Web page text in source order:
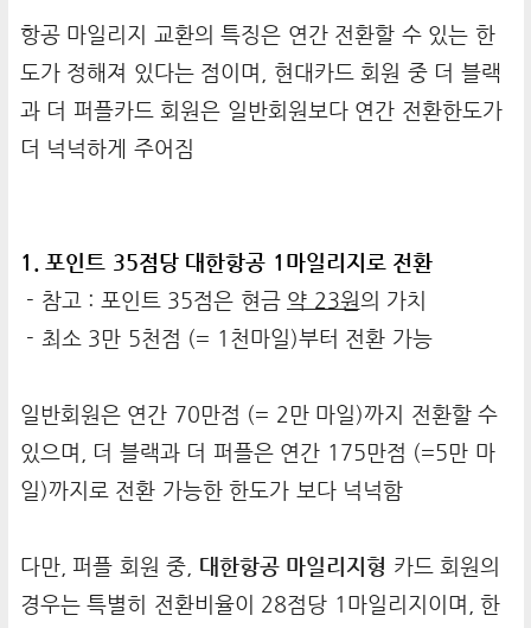
항공 마일리지 교환의 특징은 연간 전환할 수 있는 한
도가 정해져 있다는 점이며, 현대카드 회원 중 더 블랙
과 더 퍼플카드 회원은 일반회원보다 연간 전환한도가
더 넉넉하게 주어짐
1. 포인트 35점당 대한항공 1마일리지로 전환
- 참고 : 포인트 35점은 현금 약 23원의 가치
- 최소 3만 5천점 (= 1천마일)부터 전환 가능
일반회원은 연간 70만점 (= 2만 마일)까지 전환할 수
있으며, 더 블랙과 더 퍼플은 연간 175만점 (=5만 마
일)까지로 전환 가능한 한도가 보다 넉넉함
다만, 퍼플 회원 중, 대한항공 마일리지형 카드 회원의
경우는 특별히 전환비율이 28점당 1마일리지이며, 한